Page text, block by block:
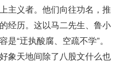
义者。他们向往功名，推
经历。这以马二先生、鲁小
“迂执酸腐、空疏不学”。
象天地间除了八股文什么也